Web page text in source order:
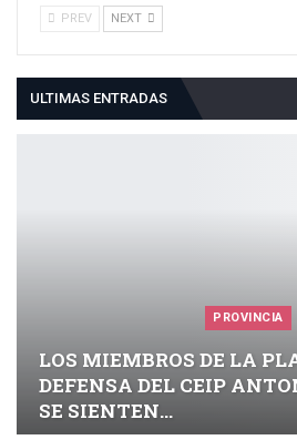
PREV NEXT
ULTIMAS ENTRADAS
PROVINCIA
LOS MIEMBROS DE LA
DEFENSA DEL CEIP
SE SIENTEN…